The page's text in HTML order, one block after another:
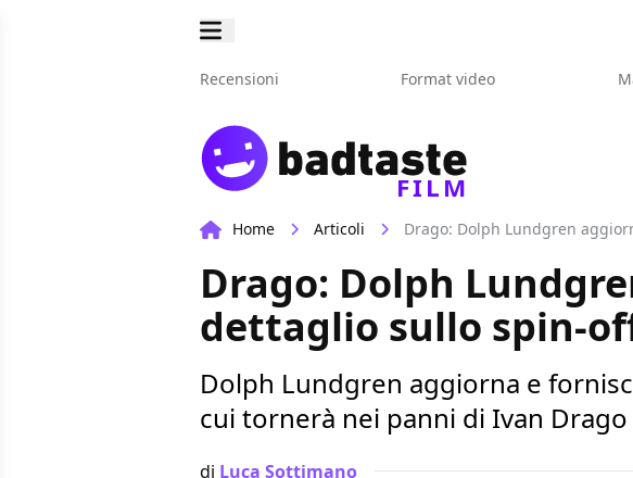
Recensioni Format video
FILM
Home Articoli Drago: Dolph Lundgren
Drago: Dolph
dettaglio sullo spin-
Dolph Lundgren aggiorna e
cui tornerà nei panni di Ivan Drago
di Luca Sottimano